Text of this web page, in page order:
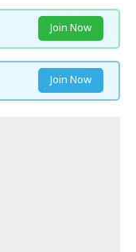
Join Now
Join Now